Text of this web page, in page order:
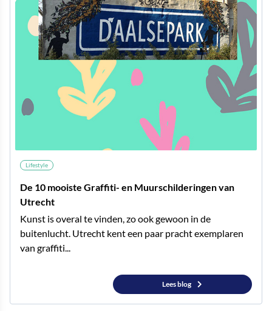
Lifestyle
De 10 mooiste Graffiti- en Muurschilderingen van
Utrecht
Kunst is overal te vinden, zo ook gewoon in de
buitenlucht. Utrecht kent een paar pracht exemplaren
van graffiti...
Lees blog